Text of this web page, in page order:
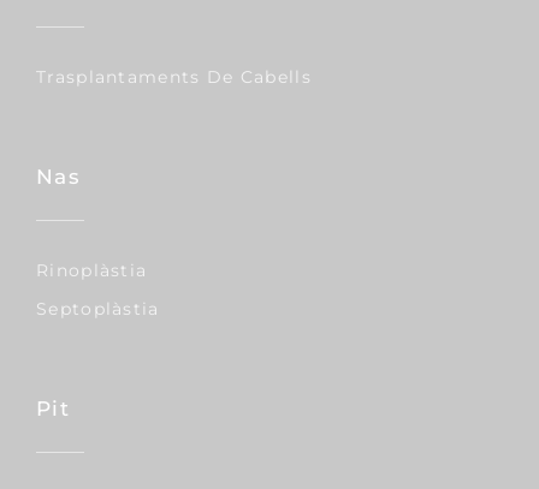
Trasplantaments De Cabells
Nas
Rinoplàstia
Septoplàstia
Pit